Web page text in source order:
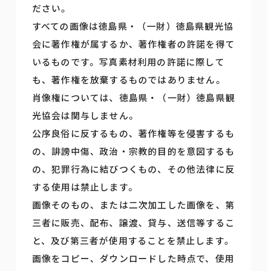
ださい。
すべての画像は徳島県・（一財）徳島県観光協
会に著作権が属するか、著作権者の許諾を得て
いるものです。写真素材利用の許諾に際して
も、著作権を放棄するものではありません。
肖像権については、徳島県・（一財）徳島県観
光協会は関与しません。
公序良俗に反するもの、著作権等を侵害するも
の、誹謗中傷、政治・宗教的目的を意図するも
の、犯罪行為に結びつくもの、その他法律に反
する使用は禁止します。
画像そのもの、または二次加工した画像を、第
三者に販売、配布、譲渡、貸与、送信等するこ
と、及び第三者が使用することを禁止します。
画像をコピー、ダウンロードした時点で、使用